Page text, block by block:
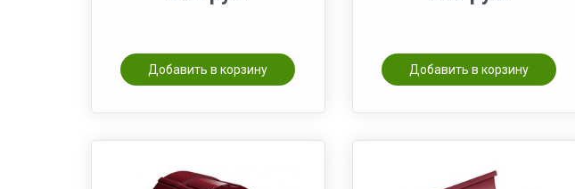
Добавить в корзину Добавить в корзину